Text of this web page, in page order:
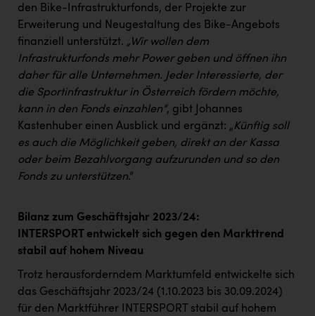
den Bike-Infrastrukturfonds, der Projekte zur
Erweiterung und Neugestaltung des Bike-Angebots
finanziell unterstützt. „Wir wollen dem
Infrastrukturfonds mehr Power geben und öffnen ihn
daher für alle Unternehmen. Jeder Interessierte, der
die Sportinfrastruktur in Österreich fördern möchte,
kann in den Fonds einzahlen“, gibt Johannes
Kastenhuber einen Ausblick und ergänzt: „Künftig soll
es auch die Möglichkeit geben, direkt an der Kassa
oder beim Bezahlvorgang aufzurunden und so den
Fonds zu unterstützen.“
Bilanz zum Geschäftsjahr 2023/24:
INTERSPORT entwickelt sich gegen den Markttrend
stabil auf hohem Niveau
Trotz herausforderndem Marktumfeld entwickelte sich
das Geschäftsjahr 2023/24 (1.10.2023 bis 30.09.2024)
für den Marktführer INTERSPORT stabil auf hohem